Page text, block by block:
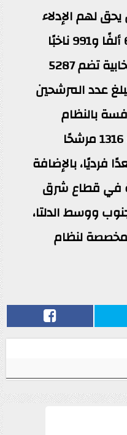
يحق لهم الإدلاء
بأصواتهم 34 مليونًا و611 ألفًا و991 ناخبًا
يتوزعون على 73 دائرة انتخابية تضم 5287
عدد المرشحين
بالنظام
الفردي في هذه المرحلة 1316 مرشحًا
على 141 مقعدًا فرديًا، بالإضافة
في قطاع شرق
ووسط الدلتا،
لنظام